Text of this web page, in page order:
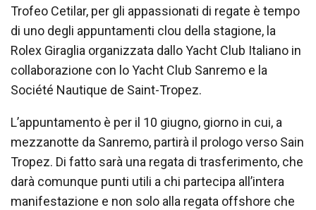
Trofeo Cetilar, per gli appassionati di regate è tempo
di uno degli appuntamenti clou della stagione, la
Rolex Giraglia organizzata dallo Yacht Club Italiano in
collaborazione con lo Yacht Club Sanremo e la
Société Nautique de Saint-Tropez.
L’appuntamento è per il 10 giugno, giorno in cui, a
mezzanotte da Sanremo, partirà il prologo verso Sain
Tropez. Di fatto sarà una regata di trasferimento, che
darà comunque punti utili a chi partecipa all’intera
manifestazione e non solo alla regata offshore che